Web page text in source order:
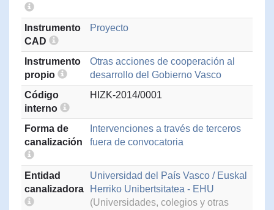
Instrumento
CAD
Proyecto
Instrumento
propio
Otras acciones de cooperación al
desarrollo del Gobierno Vasco
Código
interno
HIZK-2014/0001
Forma de
canalización
Intervenciones a través de terceros
fuera de convocatoria
Entidad
canalizadora
Universidad del País Vasco / Euskal
Herriko Unibertsitatea - EHU
(Universidades, colegios y otras